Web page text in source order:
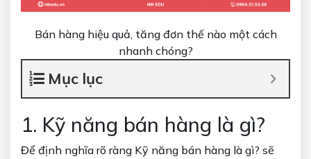
Bán hàng hiệu quả, tăng đơn thế nào một cách
nhanh chóng?
Mục lục
1. Kỹ năng bán hàng là gì?
Để định nghĩa rõ ràng Kỹ năng bán hàng là gì? sẽ